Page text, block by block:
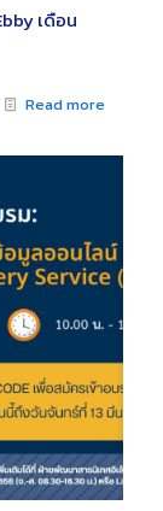
เดือน
Read more